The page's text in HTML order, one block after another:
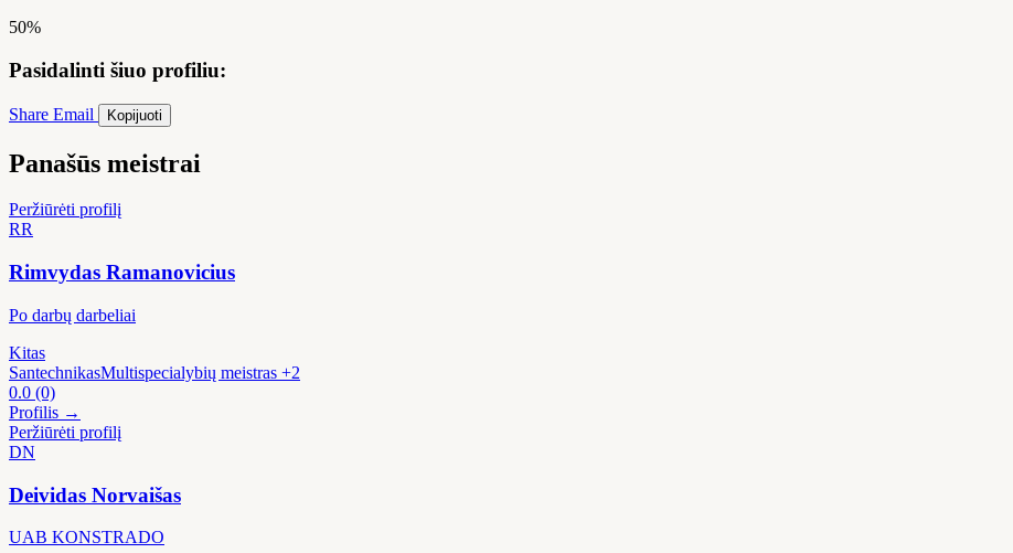
50%
Pasidalinti šiuo profiliu:
Share Email Kopijuoti
Panašūs meistrai
Peržiūrėti profilį
RR
Rimvydas Ramanovicius
Po darbų darbeliai
Kitas
SantechnikasMultispecialybių meistras +2
0.0 (0)
Profilis →
Peržiūrėti profilį
DN
Deividas Norvaišas
UAB KONSTRADO